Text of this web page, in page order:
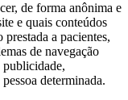
de forma anônima e
e quais conteúdos
a pacientes,
de navegação
determinada.